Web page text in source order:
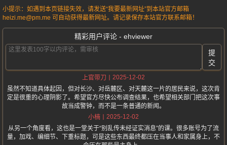
小提示：如遇到本页链接失效，请发送“我要最新网址”到本站官方邮箱
heizi.me@pm.me 可自动获得最新网址。请记录保存本站官方联系邮箱！
精彩用户评论 - ehviewer
提
交
上官带刀
2025-12-02
虽然不知道具体起因，但对长沙、对岳麓区、对天麓这一片的居民来说，这次肯
定是很重的心理阴影了。希望官方尽快公布调查结果，也希望相关部门把这次事
故当成警钟，而不是一条普通的新闻。
小楠
2025-12-02
从另一个角度看，这也是一堂关于“别乱传未经证实消息”的课。很多账号为了流
量，加戏、编细节、下重标题，可是这些东西最终都压在当事人和家属身上，不